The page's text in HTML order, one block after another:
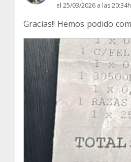
el 25/03/2026 a las 20:34h
Gracias!! Hemos podido